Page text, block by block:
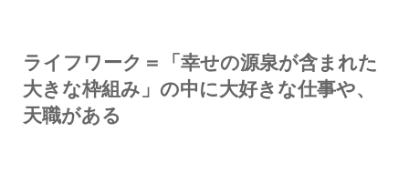
ライフワーク＝「幸せの源泉が含まれた
大きな枠組み」の中に大好きな仕事や、
天職がある